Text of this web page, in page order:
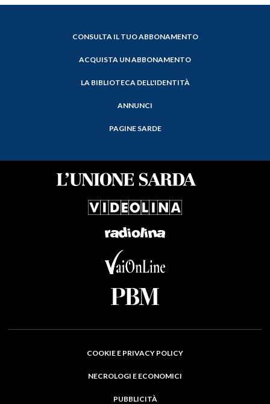
CONSULTA IL TUO ABBONAMENTO
ACQUISTA UN ABBONAMENTO
LA BIBLIOTECA DELL'IDENTITÀ
ANNUNCI
PAGINE SARDE
COOKIE E PRIVACY POLICY
NECROLOGI E ECONOMICI
PUBBLICITÀ